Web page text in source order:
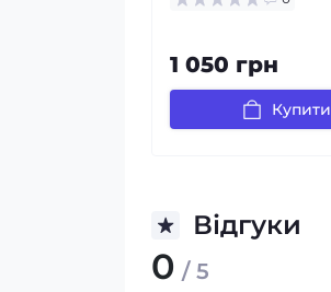
1 050 грн
Купити
Відгуки
0 / 5